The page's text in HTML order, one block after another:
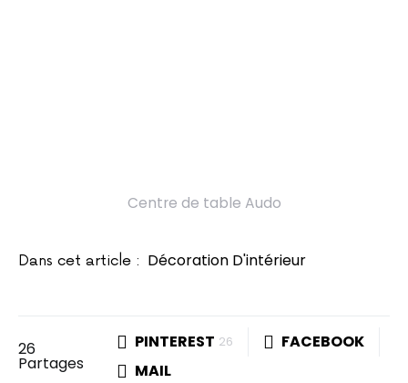
Centre de table Audo
Dans cet article : Décoration D'intérieur
26
Partages
PINTEREST 26
FACEBOOK
MAIL